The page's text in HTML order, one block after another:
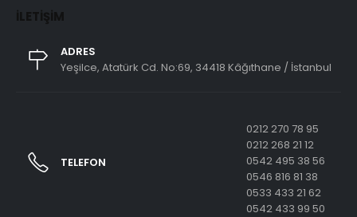
İLETIŞIM
ADRES
Yeşilce, Atatürk Cd. No:69, 34418 Kâğıthane / İstanbul
TELEFON
0212 270 78 95
0212 268 21 12
0542 495 38 56
0546 816 81 38
0533 433 21 62
0542 433 99 50